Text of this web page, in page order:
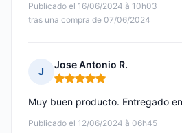
Publicado el 16/06/2024 à 10h03
tras una compra de 07/06/2024
J
Jose Antonio R.
Nota: 5 de 5
Publicado el 12/06/2024 à 06h45
Muy buen producto. Entregado